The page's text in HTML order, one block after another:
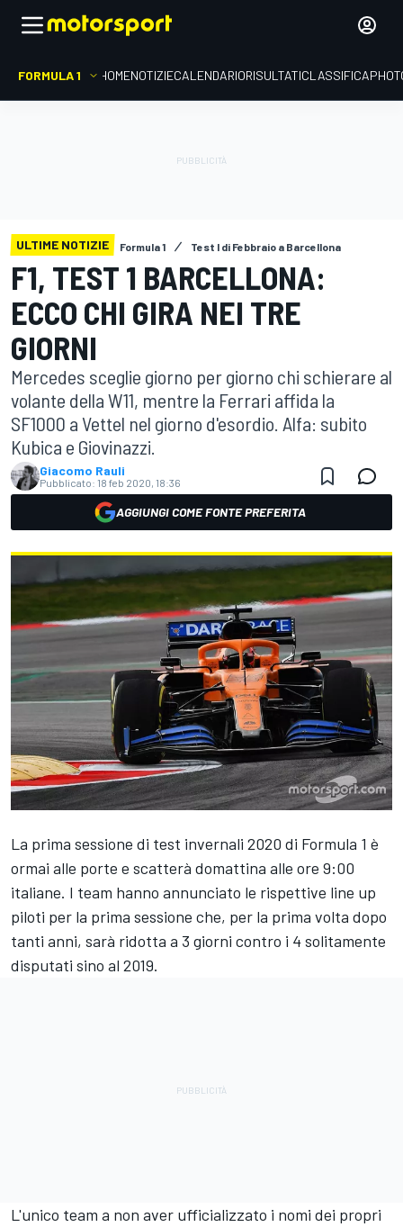
FORMULA 1 HOMENOTIZIECALENDARIORISULTATICLASSIFICA
ULTIME NOTIZIE Formula 1 Test I di Febbraio a Barcellona
F1, TEST 1 BARCELLONA:
ECCO CHI GIRA NEI TRE
GIORNI
Mercedes sceglie giorno per giorno chi schierare al
volante della W11, mentre la Ferrari affida la
SF1000 a Vettel nel giorno d'esordio. Alfa: subito
Kubica e Giovinazzi.
Giacomo Rauli
Pubblicato: 18 feb 2020, 18:36
AGGIUNGI COME FONTE PREFERITA
La prima sessione di test invernali 2020 di Formula 1 è
ormai alle porte e scatterà domattina alle ore 9:00
italiane. I team hanno annunciato le rispettive line up
piloti per la prima sessione che, per la prima volta dopo
tanti anni, sarà ridotta a 3 giorni contro i 4 solitamente
disputati sino al 2019.
L'unico team a non aver ufficializzato i nomi dei propri